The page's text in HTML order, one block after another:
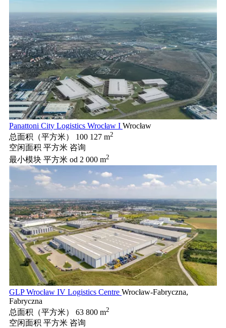
Panattoni City Logistics Wrocław I Wrocław
总面积（平方米）
100 127 m2
空闲面积 平方米 咨询
最小模块 平方米 od 2 000 m2
GLP Wrocław IV Logistics Centre Wrocław-Fabryczna,
Fabryczna
总面积（平方米）
63 800 m2
空闲面积 平方米 咨询